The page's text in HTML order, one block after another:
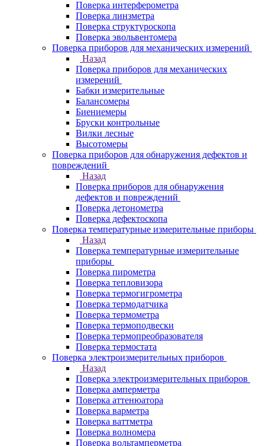
Поверка интерферометра
Поверка линзметра
Поверка структуроскопа
Поверка эвольвентомера
Поверка приборов для механических измерений
Назад
Поверка приборов для механических
измерений
Бабки измерительные
Балансомеры
Биениемеры
Бруски контрольные
Вилки лесные
Высотомеры
Поверка приборов для обнаружения дефектов и
повреждений
Назад
Поверка приборов для обнаружения
дефектов и повреждений
Поверка детонометра
Поверка дефектоскопа
Поверка температурные измерительные приборы
Назад
Поверка температурные измерительные
приборы
Поверка пирометра
Поверка тепловизора
Поверка термогигрометра
Поверка термодатчика
Поверка термометра
Поверка термоподвески
Поверка термопреобразователя
Поверка термостата
Поверка электроизмерительных приборов
Назад
Поверка электроизмерительных приборов
Поверка амперметра
Поверка аттенюатора
Поверка варметра
Поверка ваттметра
Поверка волномера
Поверка вольтамперметра